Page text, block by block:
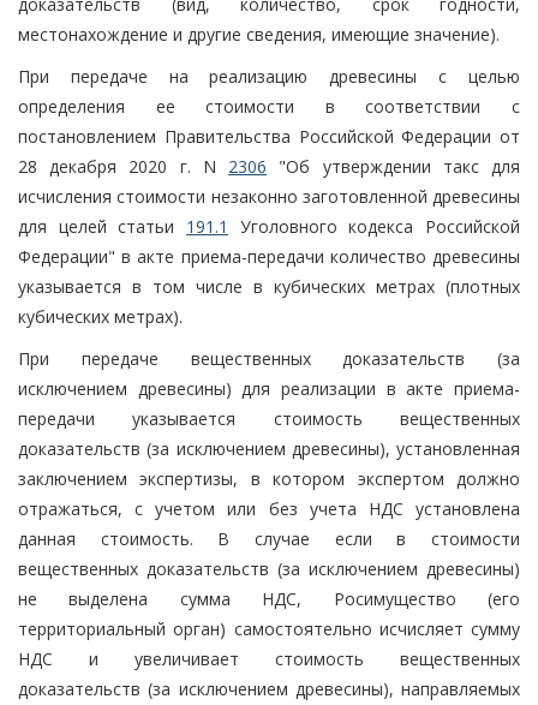
местонахождение и другие сведения, имеющие значение).
При передаче на реализацию древесины с целью
определения ее стоимости в соответствии с
постановлением Правительства Российской Федерации от
28 декабря 2020 г. N 2306 "Об утверждении такс для
исчисления стоимости незаконно заготовленной древесины
для целей статьи 191.1
Уголовного кодекса Российской
Федерации" в акте приема-передачи количество древесины
указывается в том числе в кубических метрах (плотных
кубических метрах).
При передаче вещественных доказательств (за
исключением древесины) для реализации в акте приема-
передачи указывается стоимость вещественных
доказательств (за исключением древесины), установленная
заключением экспертизы, в котором экспертом должно
отражаться, с учетом или без учета НДС установлена
данная стоимость. В случае если в стоимости
вещественных доказательств (за исключением древесины)
не выделена сумма НДС, Росимущество (его
территориальный орган) самостоятельно исчисляет сумму
НДС и увеличивает стоимость вещественных
доказательств (за исключением древесины), направляемых